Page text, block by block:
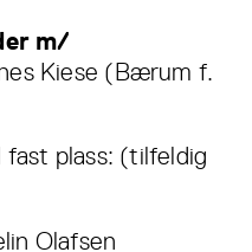
m/
Kiese (Bærum f.
fast plass: (tilfeldig
Olafsen